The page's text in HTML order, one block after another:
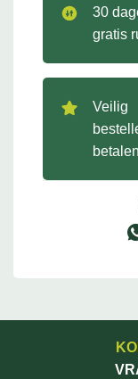
30
gratis
Veilig
betalen